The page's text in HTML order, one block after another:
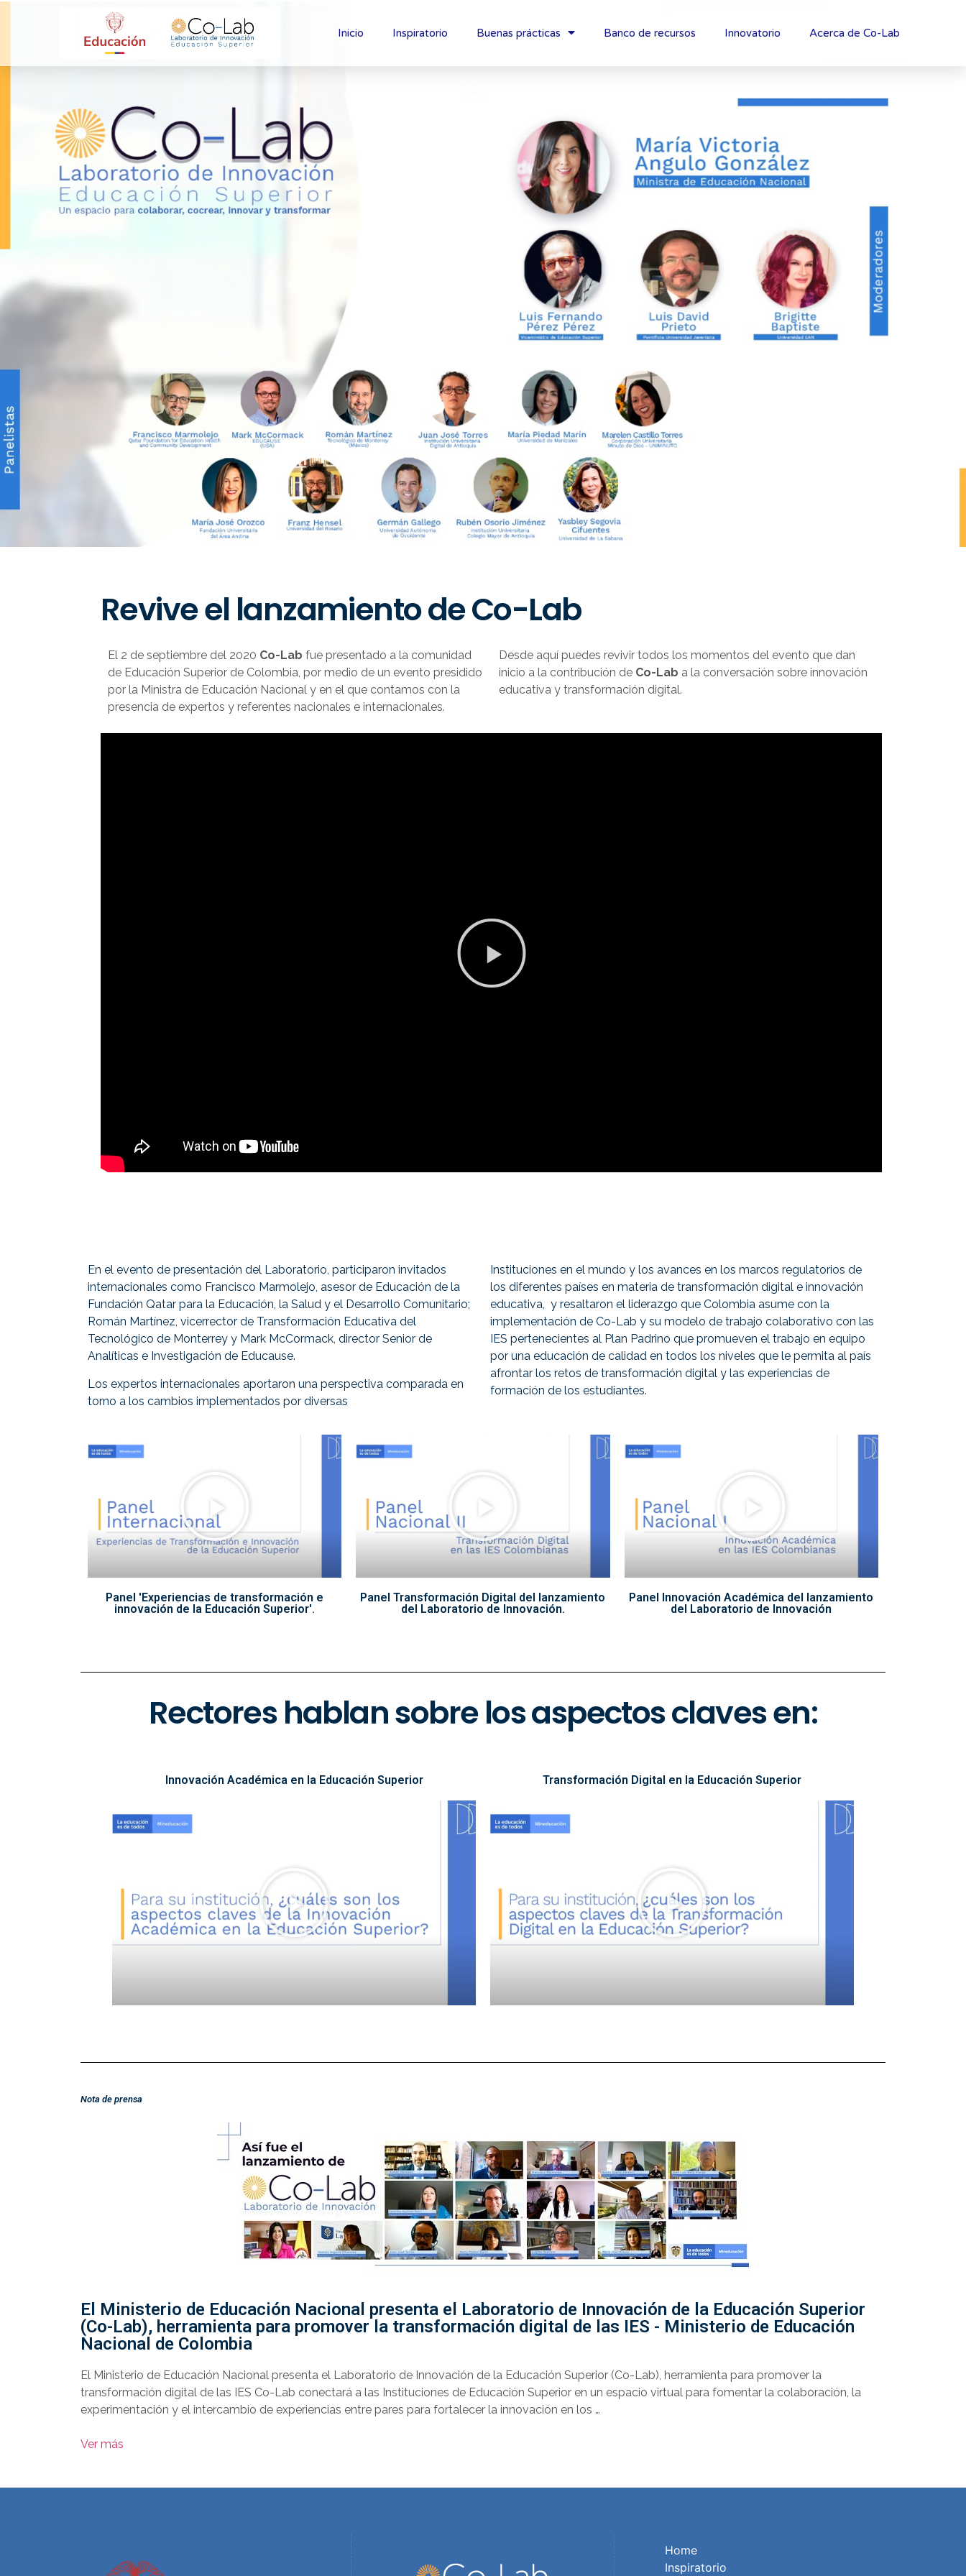
Inicio Inspiratorio Buenas prácticas Banco de recursos Innovatorio Acerca de Co-Lab
Revive el lanzamiento de Co-Lab
El 2 de septiembre del 2020 Co-Lab fue presentado a la comunidad
de Educación Superior de Colombia, por medio de un evento presidido
por la Ministra de Educación Nacional y en el que contamos con la
presencia de expertos y referentes nacionales e internacionales.
Desde aquí puedes revivir todos los momentos del evento que dan
inicio a la contribución de Co-Lab a la conversación sobre innovación
educativa y transformación digital.
En el evento de presentación del Laboratorio, participaron invitados
internacionales como Francisco Marmolejo, asesor de Educación de la
Fundación Qatar para la Educación, la Salud y el Desarrollo Comunitario;
Román Martínez, vicerrector de Transformación Educativa del
Tecnológico de Monterrey y Mark McCormack, director Senior de
Analíticas e Investigación de Educause.
Los expertos internacionales aportaron una perspectiva comparada en
torno a los cambios implementados por diversas
Instituciones en el mundo y los avances en los marcos regulatorios de
los diferentes países en materia de transformación digital e innovación
educativa, y resaltaron el liderazgo que Colombia asume con la
implementación de Co-Lab y su modelo de trabajo colaborativo con las
IES pertenecientes al Plan Padrino que promueven el trabajo en equipo
por una educación de calidad en todos los niveles que le permita al país
afrontar los retos de transformación digital y las experiencias de
formación de los estudiantes.
Panel 'Experiencias de transformación e
innovación de la Educación Superior'.
Panel Transformación Digital del lanzamiento
del Laboratorio de Innovación.
Panel Innovación Académica del lanzamiento
del Laboratorio de Innovación
Rectores hablan sobre los aspectos claves en:
Innovación Académica en la Educación Superior Transformación Digital en la Educación Superior
Nota de prensa
El Ministerio de Educación Nacional presenta el Laboratorio de Innovación de la Educación Superior
(Co-Lab), herramienta para promover la transformación digital de las IES - Ministerio de Educación
Nacional de Colombia
El Ministerio de Educación Nacional presenta el Laboratorio de Innovación de la Educación Superior (Co-Lab), herramienta para promover la
transformación digital de las IES Co-Lab conectará a las Instituciones de Educación Superior en un espacio virtual para fomentar la colaboración, la
experimentación y el intercambio de experiencias entre pares para fortalecer la innovación en los …
Ver más
Home
Inspiratorio